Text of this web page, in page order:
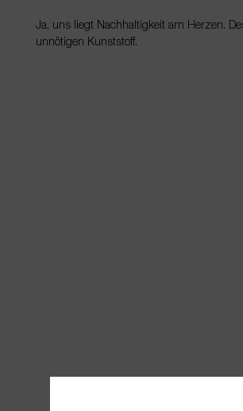
Ja, uns liegt Nachhaltigkeit am Herzen.
unnötigen Kunststoff.